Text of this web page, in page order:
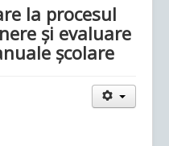
la procesul
și evaluare
școlare